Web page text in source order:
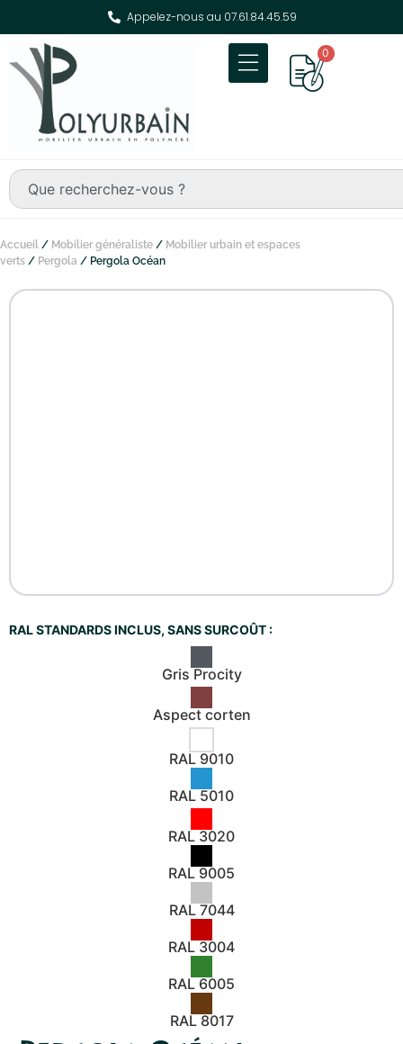
Appelez-nous au 07.61.84.45.59
0
Accueil / Mobilier généraliste / Mobilier urbain et espaces
verts / Pergola / Pergola Océan
RAL STANDARDS INCLUS, SANS SURCOÛT :
Gris Procity
Aspect corten
RAL 9010
RAL 5010
RAL 3020
RAL 9005
RAL 7044
RAL 3004
RAL 6005
RAL 8017